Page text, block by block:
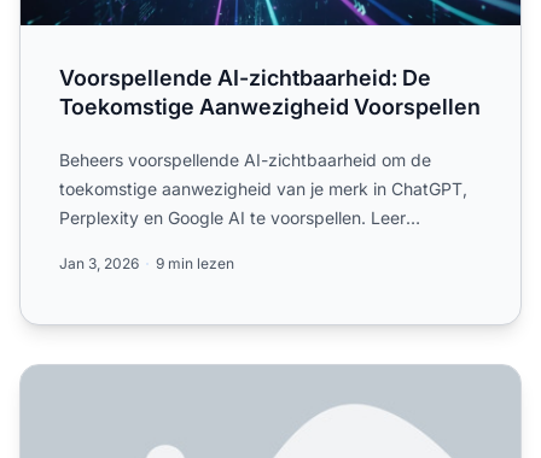
Voorspellende AI-zichtbaarheid: De
Toekomstige Aanwezigheid Voorspellen
Beheers voorspellende AI-zichtbaarheid om de
toekomstige aanwezigheid van je merk in ChatGPT,
Perplexity en Google AI te voorspellen. Leer
Jan 3, 2026 9 min lezen
Hoe je de Lage AI-Zichtbaarheid van je Merk Oplost